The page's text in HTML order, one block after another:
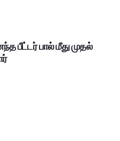
பீட்டர் பால் மீது முதல்